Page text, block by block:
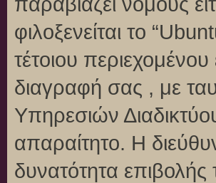
φιλοξενείται το
τέτοιου
διαγραφή σας , με
Υπηρεσιών
απαραίτητο. Η
δυνατότητα